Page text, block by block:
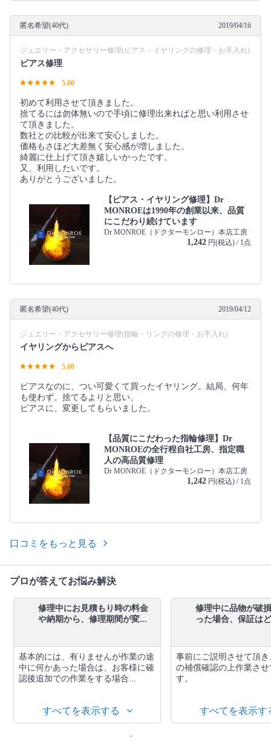
匿名希望(40代) 2019/04/16
ジュエリー・アクセサリー修理(ピアス・イヤリングの修理・お手入れ)
ピアス修理
5.00
初めて利用させて頂きました。
捨てるには勿体無いので手頃に修理出来ればと思い利用させ
て頂きました。
数社との比較が出来て安心しました。
価格もさほど大差無く安心感が増しました。
綺麗に仕上げて頂き嬉しいかったです。
又、利用したいです。
ありがとうございました。
【ピアス・イヤリング修理】Dr
MONROEは1990年の創業以来、品質
にこだわり続けています
Dr MONROE（ドクターモンロー）本店工房
1,242 円(税込) / 1点
匿名希望(40代) 2019/04/12
ジュエリー・アクセサリー修理(指輪・リングの修理・お手入れ)
イヤリングからピアスへ
5.00
ピアスなのに、つい可愛くて買ったイヤリング。結局、何年
も使わず。捨てるよりと思い、
ピアスに、変更してもらいました。
【品質にこだわった指輪修理】Dr
MONROEの全行程自社工房、指定職
人の高品質修理
Dr MONROE（ドクターモンロー）本店工房
1,242 円(税込) / 1点
口コミをもっと見る
プロが答えてお悩み解決
修理中にお見積もり時の料金
や納期から、修理期間が変...
基本的には、有りませんが作業の途
中に何かあった場合は、お客様に確
認後追加での作業をする場合...
すべてを表示する
修理中に品物が破
った場合、保証は
事前にご説明させて頂
の補償確認の上作業さ
す。
すべてを表示す